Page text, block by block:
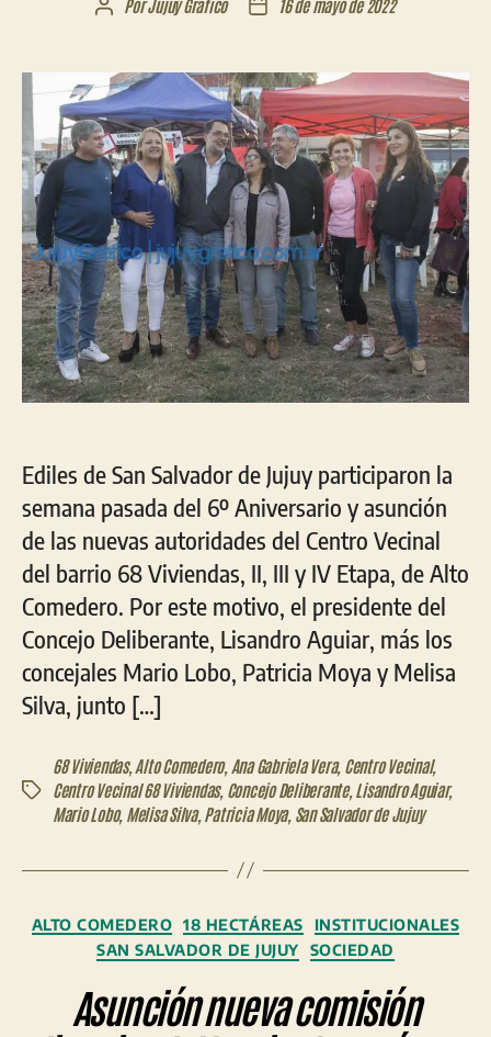
Autor
entrada
PorJujuy Gráfico
Fecha
entrada
16 de mayo de 2022
Ediles de San Salvador de Jujuy participaron la
semana pasada del 6º Aniversario y asunción
de las nuevas autoridades del Centro Vecinal
del barrio 68 Viviendas, II, III y IV Etapa, de Alto
Comedero. Por este motivo, el presidente del
Concejo Deliberante, Lisandro Aguiar, más los
concejales Mario Lobo, Patricia Moya y Melisa
Silva, junto […]
Etiquetas
68 Viviendas, Alto Comedero, Ana Gabriela Vera, Centro Vecinal,
Centro Vecinal 68 Viviendas, Concejo Deliberante, Lisandro Aguiar,
Mario Lobo, Melisa Silva, Patricia Moya, San Salvador de Jujuy
Categorías
ALTO COMEDERO 18 HECTÁREAS
INSTITUCIONALES
SAN SALVADOR DE JUJUY
SOCIEDAD
Asunción nueva comisión